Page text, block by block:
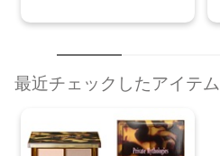
最近チェックしたアイテム